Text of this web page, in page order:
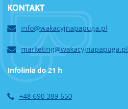
KONTAKT
info@wakacyjnapapuga.pl
marketing@wakacyjnapapuga.pl
Infolinia do 21 h
+48 690 389 650